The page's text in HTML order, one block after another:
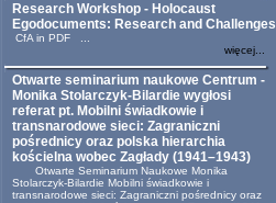
Research Workshop - Holocaust
Egodocuments: Research and Challenges
CfA in PDF ...
więcej...
Otwarte seminarium naukowe Centrum -
Monika Stolarczyk-Bilardie wygłosi
referat pt. Mobilni świadkowie i
transnarodowe sieci: Zagraniczni
pośrednicy oraz polska hierarchia
kościelna wobec Zagłady (1941–1943)
Otwarte Seminarium Naukowe Monika
Stolarczyk-Bilardie Mobilni świadkowie i
transnarodowe sieci: Zagraniczni pośrednicy oraz